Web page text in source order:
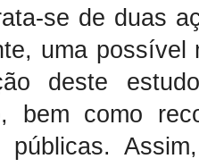
se de duas
uma
deste
bem como